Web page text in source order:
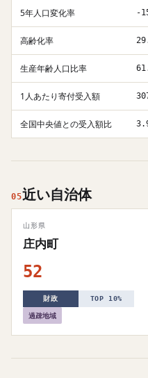
5年人口変化率 -
高齢化率
生産年齢人口比率
1人あたり寄付受入額
全国中央値との受入額比
05近い自治体
山形県
庄内町
52
財政 TOP 10%
過疎地域